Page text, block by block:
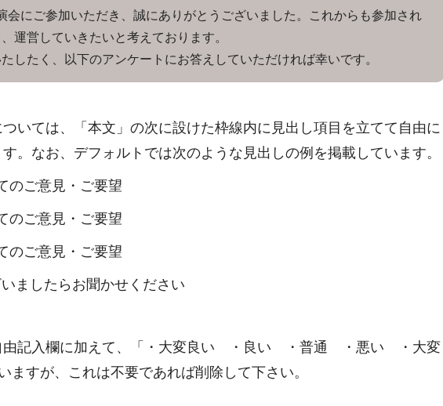
参加いただき、誠にありがとうございました。これからも参加され
運営していきたいと考えております。
したく、以下のアンケートにお答えしていただければ幸いです。
いては、「本文」の次に設けた枠線内に見出し項目を立てて自由に
。なお、デフォルトでは次のような見出しの例を掲載しています。
ご意見・ご要望
ご意見・ご要望
ご意見・ご要望
ましたらお聞かせください
由記入欄に加えて、「・大変良い ・良い ・普通 ・悪い ・大変
すが、これは不要であれば削除して下さい。